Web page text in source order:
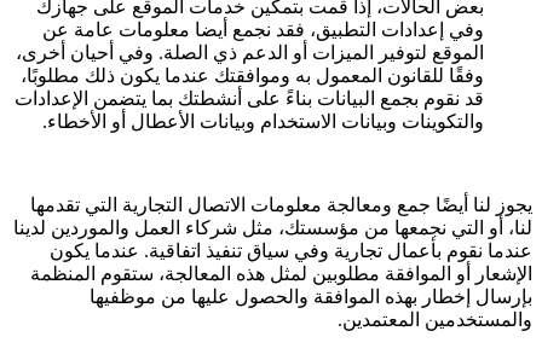
بعض الحالات، إذا قمت بتمكين خدمات الموقع على جهازك
وفي إعدادات التطبيق، فقد نجمع أيضا معلومات عامة عن
الموقع لتوفير الميزات أو الدعم ذي الصلة. وفي أحيان أخرى،
وفقًا للقانون المعمول به وموافقتك عندما يكون ذلك مطلوبًا،
قد نقوم بجمع البيانات بناءً على أنشطتك بما يتضمن الإعدادات
والتكوينات وبيانات الاستخدام وبيانات الأعطال أو الأخطاء.
يجوز لنا أيضًا جمع ومعالجة معلومات الاتصال التجارية التي تقدمها
لنا، أو التي نجمعها من مؤسستك، مثل شركاء العمل والموردين لدينا
عندما نقوم بأعمال تجارية وفي سياق تنفيذ اتفاقية. عندما يكون
الإشعار أو الموافقة مطلوبين لمثل هذه المعالجة، ستقوم المنظمة
بإرسال إخطار بهذه الموافقة والحصول عليها من موظفيها
والمستخدمين المعتمدين.